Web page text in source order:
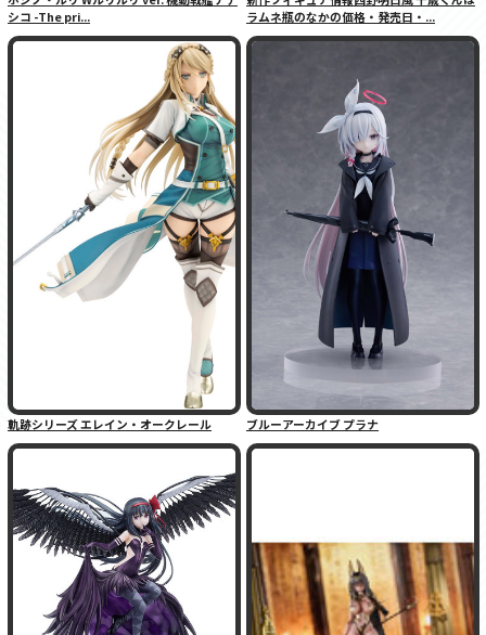
シコ -The pri...
ラムネ瓶のなかの価格・発売日・...
軌跡シリーズ エレイン・オークレール ブルーアーカイブ プラナ